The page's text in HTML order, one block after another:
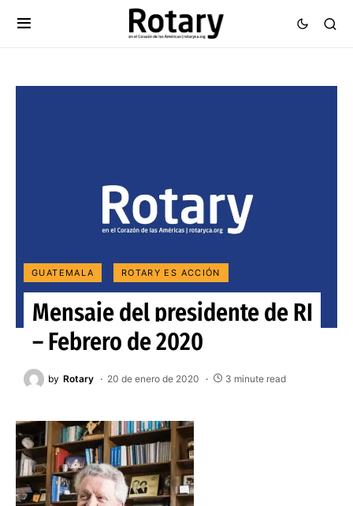
GUATEMALA ROTARY ES ACCIÓN
Mensaje del presidente de RI
– Febrero de 2020
by Rotary 20 de enero de 2020 3 minute read